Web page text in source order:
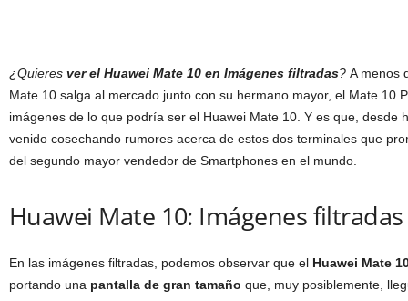
¿Quieres ver el Huawei Mate 10 en Imágenes filtradas? A menos
Mate 10 salga al mercado junto con su hermano mayor, el Mate 10
imágenes de lo que podría ser el Huawei Mate 10. Y es que, desde
venido cosechando rumores acerca de estos dos terminales que
del segundo mayor vendedor de Smartphones en el mundo.
Huawei Mate 10: Imágenes filtradas
En las imágenes filtradas, podemos observar que el Huawei Mate
portando una pantalla de gran tamaño que, muy posiblemente,